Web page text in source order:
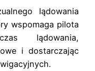
lądowania
wspomaga pilota
lądowania,
i dostarczając